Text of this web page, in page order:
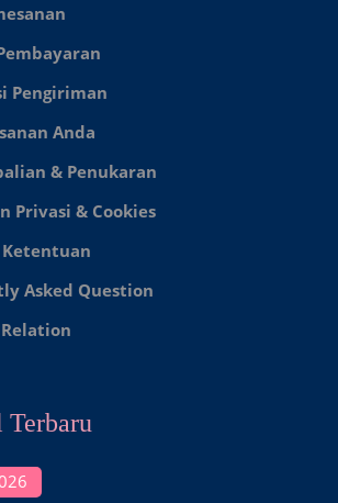
Pengiriman
Anda
& Penukaran
Privasi & Cookies
Asked Question